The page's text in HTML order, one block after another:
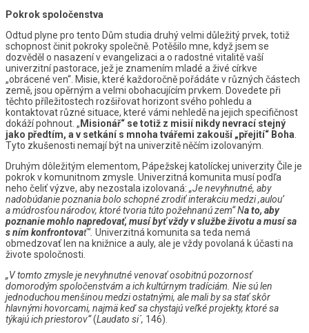
Pokrok spoločenstva
Odtud plyne pro tento Dům studia druhý velmi důležitý prvek, totiž
schopnost činit pokroky společně. Potěšilo mne, když jsem se
dozvěděl o nasazení v evangelizaci a o radostné vitalitě vaší
univerzitní pastorace, jež je znamením mladé a živé církve
„obrácené ven“. Misie, které každoročně pořádáte v různých částech
země, jsou opěrným a velmi obohacujícím prvkem. Dovedete při
těchto příležitostech rozšiřovat horizont svého pohledu a
kontaktovat různé situace, které vámi nehledě na jejich specifičnost
dokáží pohnout. „Misionář“ se totiž z misií nikdy nevrací stejný
jako předtím, a v setkání s mnoha tvářemi zakouší „přejití“ Boha
Tyto zkušenosti nemají být na univerzitě něčím izolovaným.
Druhým dôležitým elementom, Pápežskej katolíckej univerzity Čile je
pokrok v komunitnom zmysle. Univerzitná komunita musí podľa
neho čeliť výzve, aby nezostala izolovaná: „Je nevyhnutné, aby
nadobúdanie poznania bolo schopné zrodiť interakciu medzi ,aulou‘
a múdrosťou národov, ktoré tvoria túto požehnanú zem“ Na to, aby
poznanie mohlo napredovať, musí byť vždy v službe životu a musí sa
s ním konfrontovať“. Univerzitná komunita sa teda nemá
obmedzovať len na knižnice a auly, ale je vždy povolaná k účasti na
živote spoločnosti.
„V tomto zmysle je nevyhnutné venovať osobitnú pozornosť
domorodým spoločenstvám a ich kultúrnym tradíciám. Nie sú len
jednoduchou menšinou medzi ostatnými, ale mali by sa stať skôr
hlavnými hovorcami, najmä keď sa chystajú veľké projekty, ktoré sa
týkajú ich priestorov“(Laudato si´, 146).